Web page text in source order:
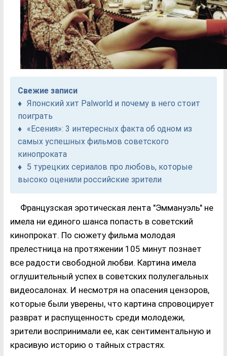
Свежие записи
Японский хит Palworld и почему в него стоит
поиграть
«Есения»: 3 интересных факта об одном из
самых успешных фильмов советского
кинопроката
5 турецких сериалов про любовь, которые
высоко оценили российские зрители
Французская эротическая лента "Эммануэль" не
имела ни единого шанса попасть в советский
кинопрокат. По сюжету фильма молодая
прелестница на протяжении 105 минут познает
все радости свободной любви. Картина имела
оглушительный успех в советских полулегальных
видеосалонах. И несмотря на опасения цензоров,
которые были уверены, что картина спровоцирует
разврат и распущенность среди молодежи,
зрители воспринимали ее, как сентиментальную и
красивую историю о тайных страстях.